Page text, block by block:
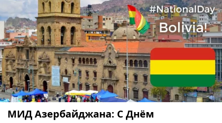
МИД Азербайджана: С Днём